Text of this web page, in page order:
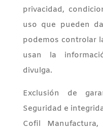
privacidad,
uso que pueden
podemos controlar
usan la
divulga.
Exclusión de
Seguridad e
Cofil